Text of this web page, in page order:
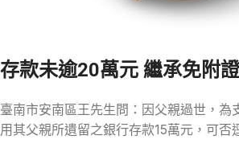
存款未逾20萬元 繼承免附
臺南市安南區王先生問：因父親過世，為
用其父親所遺留之銀行存款15萬元，可否